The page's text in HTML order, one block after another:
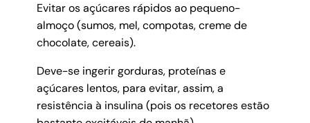
Evitar os açúcares rápidos ao pequeno-
almoço (sumos, mel, compotas, creme de
chocolate, cereais).
Deve-se ingerir gorduras, proteínas e
açúcares lentos, para evitar, assim, a
resistência à insulina (pois os recetores estão